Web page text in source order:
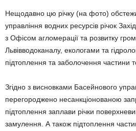
Нещодавно цю річку (на фото)
управління водних ресурсів річок
з Офісом агломерації та розвитку
Львівводоканалу, екологами та
підтоплення та заболочення частини
Згідно з висновками Басейнового
перегороджено несанкціонованою
підтоплення заплави річки
замулення. А також підтоплення